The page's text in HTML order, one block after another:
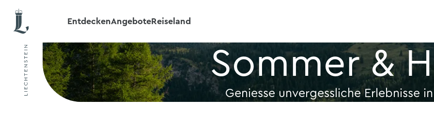
EntdeckenAngeboteReiseland
Geniesse unvergessliche Erlebnisse
Sommer &